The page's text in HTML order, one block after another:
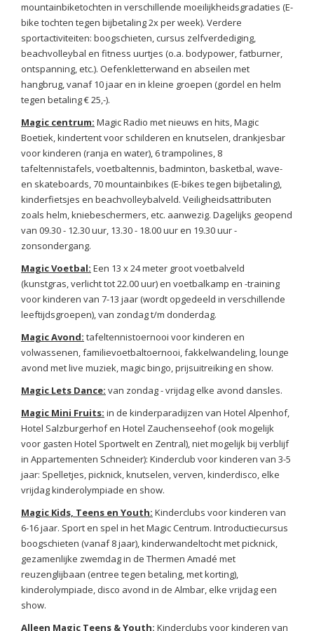
mountainbiketochten in verschillende moeilijkheidsgradaties (E-
bike tochten tegen bijbetaling 2x per week). Verdere
sportactiviteiten: boogschieten, cursus zelfverdediging,
beachvolleybal en fitness uurtjes (o.a. bodypower, fatburner,
ontspanning, etc.). Oefenkletterwand en abseilen met
hangbrug, vanaf 10 jaar en in kleine groepen (gordel en helm
tegen betaling € 25,-).
Magic centrum: Magic Radio met nieuws en hits, Magic
Boetiek, kindertent voor schilderen en knutselen, drankjesbar
voor kinderen (ranja en water), 6 trampolines, 8
tafeltennistafels, voetbaltennis, badminton, basketbal, wave-
en skateboards, 70 mountainbikes (E-bikes tegen bijbetaling),
kinderfietsjes en beachvolleybalveld. Veiligheidsattributen
zoals helm, kniebeschermers, etc. aanwezig. Dagelijks geopend
van 09.30 - 12.30 uur, 13.30 - 18.00 uur en 19.30 uur -
zonsondergang.
Magic Voetbal: Een 13 x 24 meter groot voetbalveld
(kunstgras, verlicht tot 22.00 uur) en voetbalkamp en -training
voor kinderen van 7-13 jaar (wordt opgedeeld in verschillende
leeftijdsgroepen), van zondag t/m donderdag.
Magic Avond: tafeltennistoernooi voor kinderen en
volwassenen, familievoetbaltoernooi, fakkelwandeling, lounge
avond met live muziek, magic bingo, prijsuitreiking en show.
Magic Lets Dance: van zondag - vrijdag elke avond dansles.
Magic Mini Fruits: in de kinderparadijzen van Hotel Alpenhof,
Hotel Salzburgerhof en Hotel Zauchenseehof (ook mogelijk
voor gasten Hotel Sportwelt en Zentral), niet mogelijk bij verblijf
in Appartementen Schneider): Kinderclub voor kinderen van 3-5
jaar: Spelletjes, picknick, knutselen, verven, kinderdisco, elke
vrijdag kinderolympiade en show.
Magic Kids, Teens en Youth: Kinderclubs voor kinderen van
6-16 jaar. Sport en spel in het Magic Centrum. Introductiecursus
boogschieten (vanaf 8 jaar), kinderwandeltocht met picknick,
gezamenlijke zwemdag in de Thermen Amadé met
reuzenglijbaan (entree tegen betaling, met korting),
kinderolympiade, disco avond in de Almbar, elke vrijdag een
show.
Alleen Magic Teens & Youth: Kinderclubs voor kinderen van